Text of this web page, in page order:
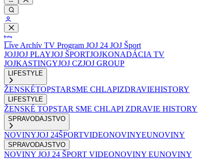
Live Archív TV Program JOJ 24 JOJ Šport
JOJJOJ PLAYJOJ ŠPORTJOJKONADÁCIA TV
JOJKASTINGYJOJ CZJOJ GROUP
LIFESTYLE
ŽENSKÉTOPSTARSME CHLAPIZDRAVIEHISTORY
LIFESTYLE
ŽENSKÉ TOPSTAR SME CHLAPI ZDRAVIE HISTORY
SPRAVODAJSTVO
NOVINYJOJ 24ŠPORTVIDEONOVINYEUNOVINY
SPRAVODAJSTVO
NOVINY JOJ 24 ŠPORT VIDEONOVINY EUNOVINY